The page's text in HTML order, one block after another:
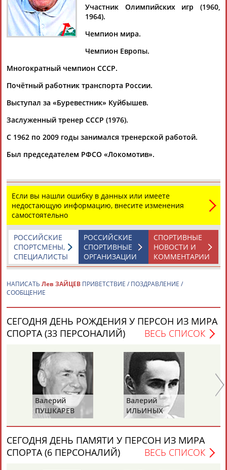
Дмитрий
АБАРЕНОВ
Тамилла
АБАСОВА
АББАТЕ-
АББЯСОВА
АБДИКАРИМОВА
Каримжан
АБДРАХМАНОВ
Аделя
АБДРАХМАНОВА
Андрей
АБДУВАЛИЕВ
Герман
АБДУЛАЕВ
Рамазан
Тагир
Камиль
АБДУЛАЗИЗОВ
Загалав
АБДУЛБЕКОВ
Камалудин
АБДУЛДАУДОВ
Абдула
АБДУЛЖАЛИЛОВ
Магомед
АБДУЛКАГИРОВ
Назир
АБДУЛЛАЕВ
ЕЩЁ ПЕРСОНЫ
Участник Олимпийских игр (1960,
1964).
Чемпион мира.
Чемпион Европы.
Многократный чемпион СССР.
Почётный работник транспорта России.
Выступал за «Буревестник» Куйбышев.
Заслуженный тренер СССР (1976).
С 1962 по 2009 годы занимался тренерской работой.
Был председателем РФСО «Локомотив».
Если вы нашли ошибку в данных или имеете
недостающую информацию, внесите изменения
самостоятельно
СПОРТИВНЫЕ
НОВОСТИ И
КОММЕНТАРИИ
РОССИЙСКИЕ
СПОРТИВНЫЕ
ОРГАНИЗАЦИИ
РОССИЙСКИЕ
СПОРТСМЕНЫ,
СПЕЦИАЛИСТЫ
НАПИСАТЬ Лев ЗАЙЦЕВ ПРИВЕТСТВИЕ / ПОЗДРАВЛЕНИЕ /
СООБЩЕНИЕ
СЕГОДНЯ ДЕНЬ РОЖДЕНИЯ У ПЕРСОН ИЗ МИРА
СПОРТА (33 ПЕРСОНАЛИЙ)
ВЕСЬ СПИСОК
Валерий
ПУШКАРЕВ
Валерий
ИЛЬИНЫХ
СЕГОДНЯ ДЕНЬ ПАМЯТИ У ПЕРСОН ИЗ МИРА
СПОРТА (6 ПЕРСОНАЛИЙ)
ВЕСЬ СПИСОК